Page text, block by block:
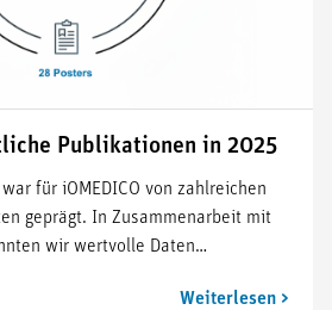
Publikationen in 2025
war für iOMEDICO von zahlreichen
geprägt. In Zusammenarbeit mit
wir wertvolle Daten…
Weiterlesen >